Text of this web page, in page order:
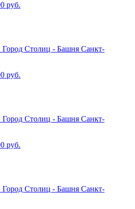
руб.
Город Столиц - Башня Санкт-
руб.
Город Столиц - Башня Санкт-
руб.
Город Столиц - Башня Санкт-